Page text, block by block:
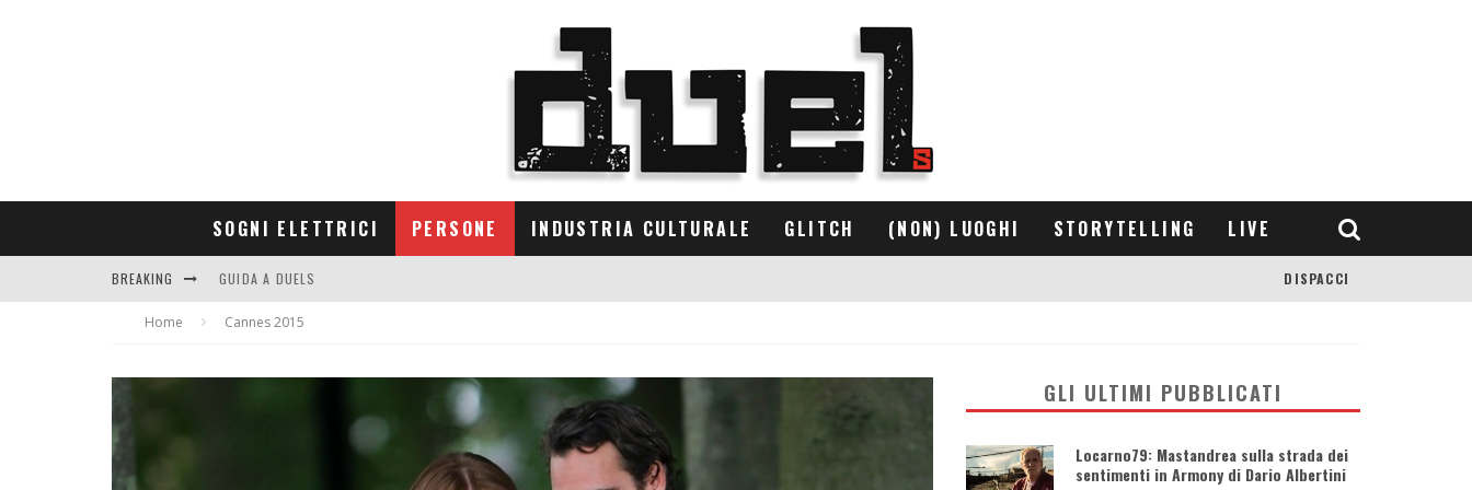
SOGNI ELETTRICI PERSONE INDUSTRIA CULTURALE GLITCH (NON) LUOGHI STORYTELLING LIVE
BREAKING GUIDA A DUELS
CONTRIBUTORS
DISPACCI
Home Cannes 2015
GLI ULTIMI PUBBLICATI
Locarno79: Mastandrea sulla strada dei
sentimenti in Armony di Dario Albertini